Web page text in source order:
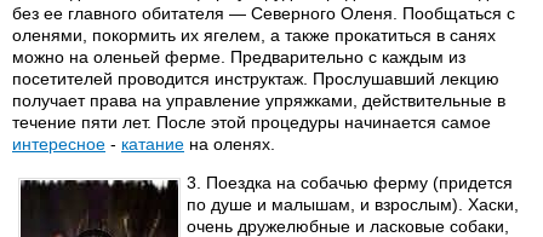
без ее главного обитателя — Северного Оленя. Пообщаться с
оленями, покормить их ягелем, а также прокатиться в санях
можно на оленьей ферме. Предварительно с каждым из
посетителей проводится инструктаж. Прослушавший лекцию
получает права на управление упряжками, действительные в
течение пяти лет. После этой процедуры начинается самое
интересное - катание на оленях.
3. Поездка на собачью ферму (придется
по душе и малышам, и взрослым). Хаски,
очень дружелюбные и ласковые собаки,